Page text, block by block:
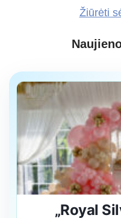
Žiūrėti
„Royal